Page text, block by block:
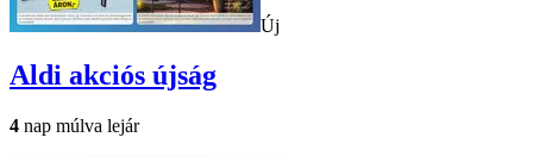
Új
Aldi akciós újság
4 nap múlva lejár